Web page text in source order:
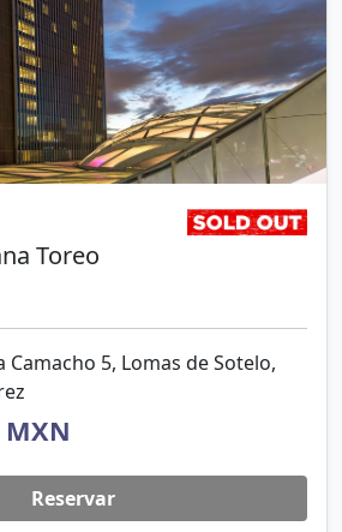
Toreo
Camacho 5, Lomas de Sotelo,
MXN
Reservar